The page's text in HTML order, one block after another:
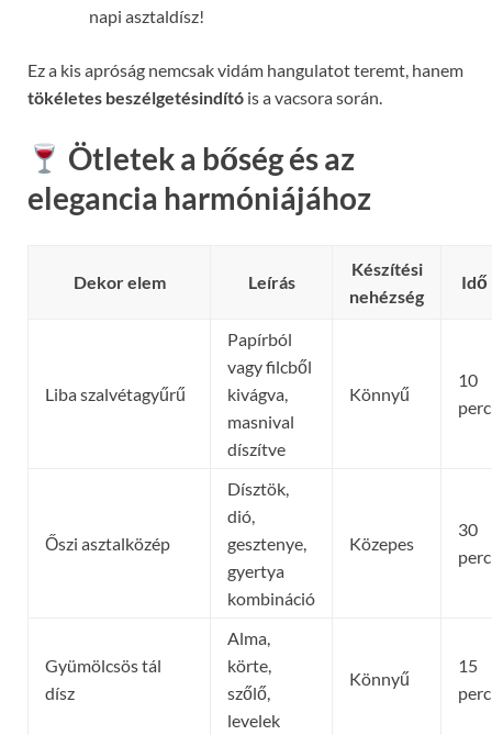
napi asztaldísz!
Ez a kis apróság nemcsak vidám hangulatot teremt, hanem
tökéletes beszélgetésindító is a vacsora során.
Ötletek a bőség és az
elegancia harmóniájához
Dekor elem Leírás
Készítési
nehézség
Idő
Liba szalvétagyűrű
Papírból
vagy filcből
kivágva,
masnival
díszítve
Könnyű
10
perc
Őszi asztalközép
Dísztök,
dió,
gesztenye,
gyertya
kombináció
Közepes
30
perc
Gyümölcsös tál
dísz
Alma,
körte,
szőlő,
levelek
Könnyű
15
perc